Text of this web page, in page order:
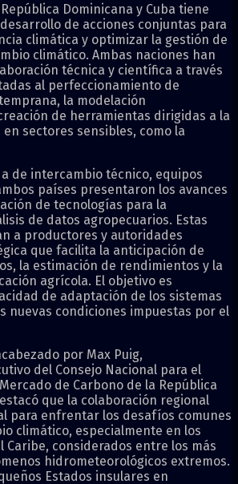
Dominicana y Cuba tiene
de acciones conjuntas para
climática y optimizar la gestión de
climático. Ambas naciones han
técnica y científica a través
al perfeccionamiento de
la modelación
de herramientas dirigidas a la
sectores sensibles, como la
de intercambio técnico, equipos
países presentaron los avances
de tecnologías para la
de datos agropecuarios. Estas
a productores y autoridades
que facilita la anticipación de
la estimación de rendimientos y la
agrícola. El objetivo es
de adaptación de los sistemas
nuevas condiciones impuestas por el
por Max Puig,
del Consejo Nacional para el
de Carbono de la República
que la colaboración regional
para enfrentar los desafíos comunes
climático, especialmente en los
Caribe, considerados entre los más
hidrometeorológicos extremos.
Estados insulares en